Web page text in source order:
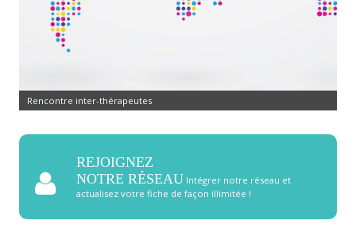
Commandez pierres et cristaux
REJOIGNEZ
NOTRE RÉSEAU Intégrer notre réseau et
actualisez votre fiche de façon illimitée !